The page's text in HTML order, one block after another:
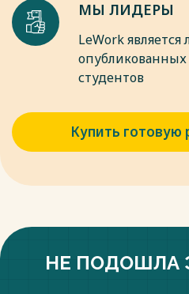
МЫ ЛИДЕРЫ
LeWork
студентов
Купить готовую
НЕ ПОДОШЛА